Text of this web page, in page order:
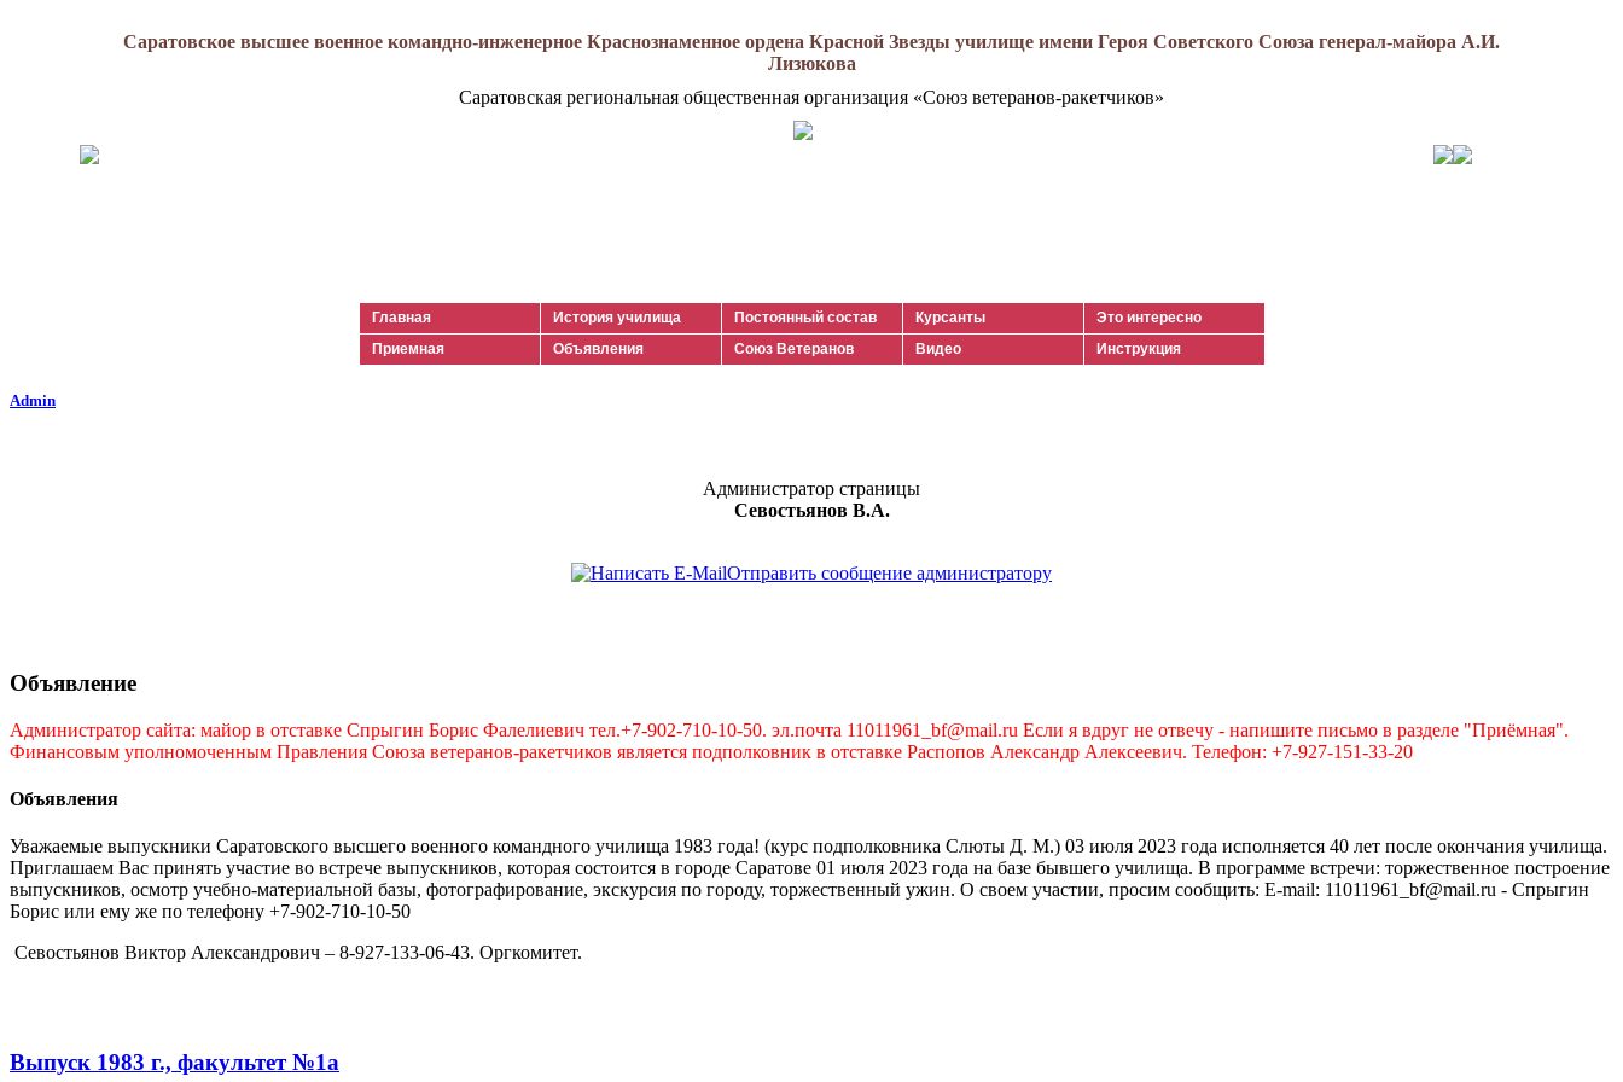
Саратовское высшее военное командно-инженерное Краснознаменное ордена Красной Звезды училище имени Героя Советского Союза генерал-майора А.И.
Лизюкова
Саратовская региональная общественная организация «Союз ветеранов-ракетчиков»
Главная История училища Постоянный состав Курсанты
Это интересно
Приемная
Объявления Союз Ветеранов Видео Инструкция
Admin
Администратор страницы
Севостьянов В.А.
Отправить сообщение администратору
Объявление
Администратор сайта: майор в отставке Спрыгин Борис Фалелиевич тел.+7-902-710-10-50. эл.почта 11011961_bf@mail.ru Если я вдруг не отвечу - напишите письмо в разделе "Приёмная".
Финансовым уполномоченным Правления Союза ветеранов-ракетчиков является подполковник в отставке Распопов Александр Алексеевич. Телефон: +7-927-151-33-20
Объявления
Уважаемые выпускники Саратовского высшего военного командного училища 1983 года! (курс подполковника Слюты Д. М.) 03 июля 2023 года исполняется 40 лет после окончания училища.
Приглашаем Вас принять участие во встрече выпускников, которая состоится в городе Саратове 01 июля 2023 года на базе бывшего училища. В программе встречи: торжественное построение
выпускников, осмотр учебно-материальной базы, фотографирование, экскурсия по городу, торжественный ужин. О своем участии, просим сообщить: E-mail: 11011961_bf@mail.ru - Спрыгин
Борис или ему же по телефону +7-902-710-10-50
Севостьянов Виктор Александрович – 8-927-133-06-43. Оргкомитет.
Выпуск 1983 г., факультет №1а